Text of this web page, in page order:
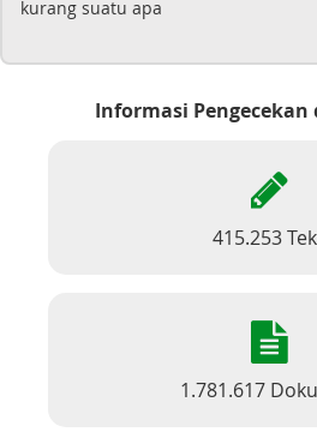
kurang suatu apa
Informasi Pengecekan
415.253
1.781.617